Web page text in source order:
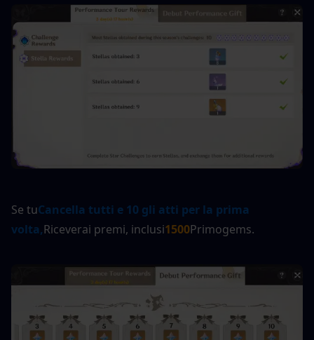
Se tuCancella tutti e 10 gli atti per la prima
volta,Riceverai premi, inclusi1500Primogems.